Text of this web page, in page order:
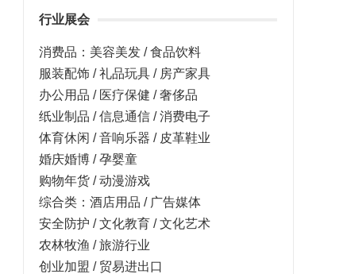
行业展会
消费品：美容美发 / 食品饮料
服装配饰 / 礼品玩具 / 房产家具
办公用品 / 医疗保健 / 奢侈品
纸业制品 / 信息通信 / 消费电子
体育休闲 / 音响乐器 / 皮革鞋业
婚庆婚博 / 孕婴童
购物年货 / 动漫游戏
综合类：酒店用品 / 广告媒体
安全防护 / 文化教育 / 文化艺术
农林牧渔 / 旅游行业
创业加盟 / 贸易进出口